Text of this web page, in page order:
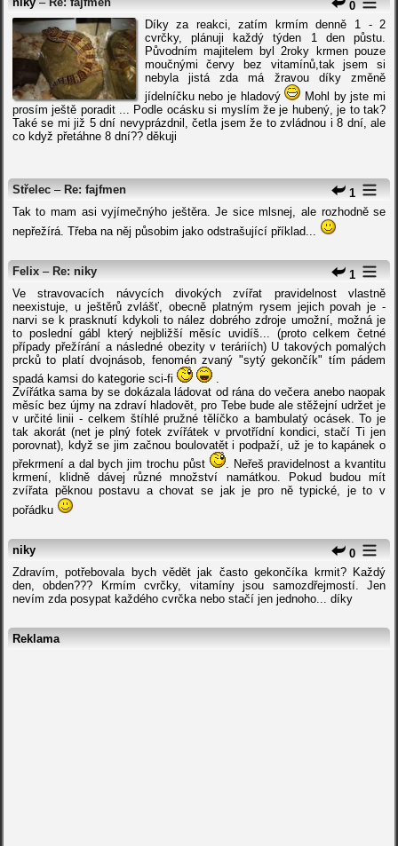
0
Díky za reakci, zatím krmím denně 1 - 2
cvrčky, plánuji každý týden 1 den půstu.
Původním majitelem byl 2roky krmen pouze
moučnými červy bez vitamínů,tak jsem si
nebyla jistá zda má žravou díky změně
jídelníčku nebo je hladový
Mohl by jste mi
prosím ještě poradit ... Podle ocásku si myslím že je hubený, je to tak?
Také se mi již 5 dní nevyprázdnil, četla jsem že to zvládnou i 8 dní, ale
co když přetáhne 8 dní?? děkuji
1
Střelec – Re: fajfmen
Tak to mam asi vyjímečnýho ještěra. Je sice mlsnej, ale rozhodně se
nepřežírá. Třeba na něj působim jako odstrašující příklad...
1
Felix – Re: niky
Ve stravovacích návycích divokých zvířat pravidelnost vlastně
neexistuje, u ještěrů zvlášť, obecně platným rysem jejich povah je -
narvi se k prasknutí kdykoli to nález dobrého zdroje umožní, možná je
to poslední gábl který nejbližší měsíc uvidíš... (proto celkem četné
případy přežírání a následné obezity v teráriích) U takových pomalých
prcků to platí dvojnásob, fenomén zvaný "sytý gekončík" tím pádem
spadá kamsi do kategorie sci-fi
.
Zvířátka sama by se dokázala ládovat od rána do večera anebo naopak
měsíc bez újmy na zdraví hladovět, pro Tebe bude ale stěžejní udržet je
v určité linii - celkem štíhlé pružné tělíčko a bambulatý ocásek. To je
tak akorát (net je plný fotek zvířátek v prvotřídní kondici, stačí Ti jen
porovnat), když se jim začnou boulovatět i podpaží, už je to kapánek o
překrmení a dal bych jim trochu půst
. Neřeš pravidelnost a kvantitu
krmení, klidně dávej různé množství namátkou. Pokud budou mít
zvířata pěknou postavu a chovat se jak je pro ně typické, je to v
pořádku
0
niky
Zdravím, potřebovala bych vědět jak často gekončíka krmit? Každý
den, obden??? Krmím cvrčky, vitamíny jsou samozdřejmostí. Jen
nevím zda posypat každého cvrčka nebo stačí jen jednoho... díky
Reklama